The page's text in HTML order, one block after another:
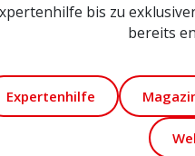
bis zu
bereits
Expertenhilfe